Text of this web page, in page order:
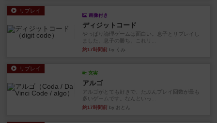
リプレイ
画像付き
ディジットコード
やっぱり論理ゲームは面白い。息子とリプレイし
ました。息子の勝ち。これリ...
約17時間前 by くみ
リプレイ
充実
アルゴ
アルゴがとても好きで、たぶんプレイ回数が最も
多いゲームです。なんといっ...
約17時間前 by おとん